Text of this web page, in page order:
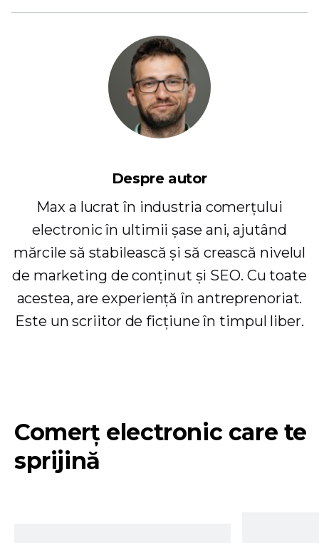
Despre autor
Max a lucrat în industria comerțului
electronic în ultimii șase ani, ajutând
mărcile să stabilească și să crească nivelul
de marketing de conținut și SEO. Cu toate
acestea, are experiență în antreprenoriat.
Este un scriitor de ficțiune în timpul liber.
Comerț electronic care te
sprijină